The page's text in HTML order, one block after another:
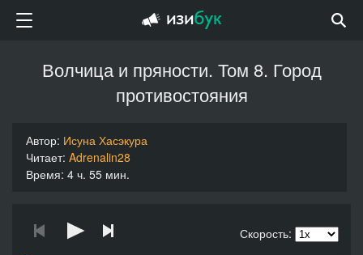
Волчица и пряности. Том 8. Город
противостояния
Автор: Исуна Хасэкура
Читает: Adrenalin28
Время: 4 ч. 55 мин.
Скорость: